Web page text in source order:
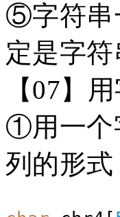
⑤字符串
定是字符
【07】
①用一个
列的形式